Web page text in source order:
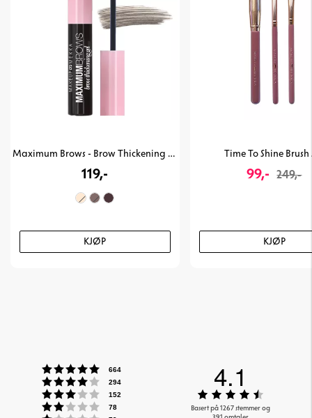
Maximum Brows - Brow Thickening Gel
119,-
KJØP
Time To Shine Brush
99,- 249,-
KJØP
Karakter: 5 av 5 mulige
664
Karakter: 4 av 5 mulige
294
Karakter: 3 av 5 mulige
152
Karakter: 2 av 5 mulige
78
4.1
4.1
Basert på 1267 stemmer og